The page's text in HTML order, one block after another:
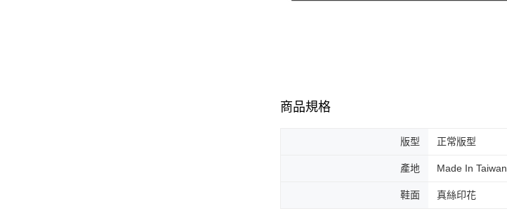
商品規格
版型 正常版型
產地 Made In Taiwan
鞋面 真絲印花